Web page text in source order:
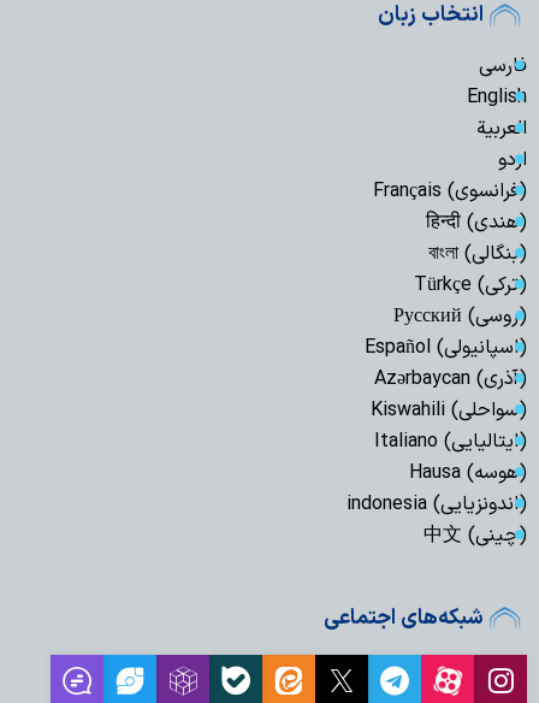
انتخاب زبان
فارسی
English
العربیة
اردو
(فرانسوی) Français
(هندی) हिन्दी
(بنگالی) বাংলা
(ترکی) Türkçe
(روسی) Русский
(اسپانیولی) Español
(آذری) Azərbaycan
(سواحلی) Kiswahili
(ایتالیایی) Italiano
(هوسه) Hausa
(اندونزیایی) indonesia
(چینی) 中文
شبکه‌های اجتماعی